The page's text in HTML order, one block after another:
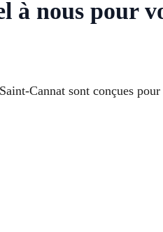
à nous pour
Cannat sont conçues